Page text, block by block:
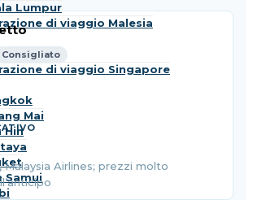
Lumpur
di viaggio Malesia
di viaggio Singapore
Mai
Hin
Samui
Consigliato
Malaysia Airlines; prezzi molto